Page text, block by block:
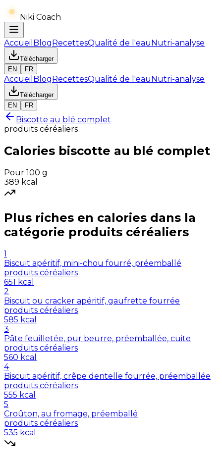
Niki Coach
Accueil BlogRecettesQualité de l'eauNutri-analyse
Télécharger
EN
FR
Accueil BlogRecettesQualité de l'eauNutri-analyse
Télécharger
EN
FR
Biscotte au blé complet
produits céréaliers
Calories biscotte au blé complet
Pour 100 g
389 kcal
Plus riches en calories dans la
catégorie produits céréaliers
1
Biscuit apéritif, mini-chou fourré, préemballé
produits céréaliers
651 kcal
2
Biscuit ou cracker apéritif, gaufrette fourrée
produits céréaliers
585 kcal
3
Pâte feuilletée, pur beurre, préemballée, cuite
produits céréaliers
560 kcal
4
Biscuit apéritif, crêpe dentelle fourrée, préemballée
produits céréaliers
555 kcal
5
Croûton, au fromage, préemballé
produits céréaliers
535 kcal